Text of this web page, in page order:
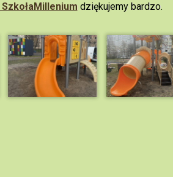
SzkołaMillenium dziękujemy bardzo.